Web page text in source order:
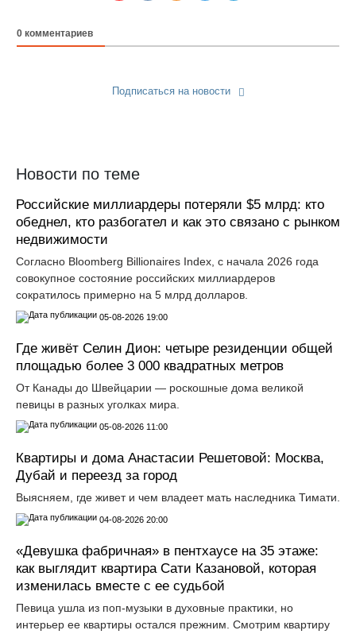
0 комментариев
Подписаться на новости
Новости по теме
Российские миллиардеры потеряли $5 млрд: кто
обеднел, кто разбогател и как это связано с рынком
недвижимости
Согласно Bloomberg Billionaires Index, с начала 2026 года
совокупное состояние российских миллиардеров
сократилось примерно на 5 млрд долларов.
05-08-2026 19:00
Где живёт Селин Дион: четыре резиденции общей
площадью более 3 000 квадратных метров
От Канады до Швейцарии — роскошные дома великой
певицы в разных уголках мира.
05-08-2026 11:00
Квартиры и дома Анастасии Решетовой: Москва,
Дубай и переезд за город
Выясняем, где живет и чем владеет мать наследника Тимати.
04-08-2026 20:00
«Девушка фабричная» в пентхаусе на 35 этаже:
как выглядит квартира Сати Казановой, которая
изменилась вместе с ее судьбой
Певица ушла из поп-музыки в духовные практики, но
интерьер ее квартиры остался прежним. Смотрим квартиру